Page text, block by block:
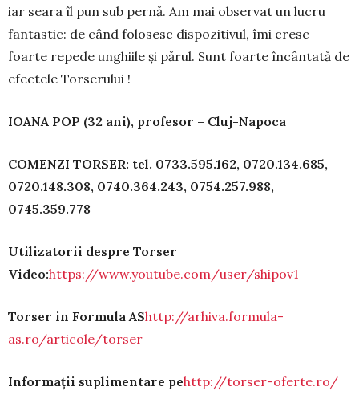
iar seara îl pun sub pernă. Am mai observat un lucru
fantastic: de când folosesc dispozitivul, îmi cresc
foarte repede unghiile şi părul. Sunt foarte încântată de
efectele Torserului !
IOANA POP (32 ani), profesor – Cluj-Napoca
COMENZI TORSER: tel. 0733.595.162, 0720.134.685,
0720.148.308, 0740.364.243, 0754.257.988,
0745.359.778
Utilizatorii despre Torser
Video:https://www.youtube.com/user/shipov1
Torser in Formula AShttp://arhiva.formula-
as.ro/articole/torser
Informaţii suplimentare pehttp://torser-oferte.ro/